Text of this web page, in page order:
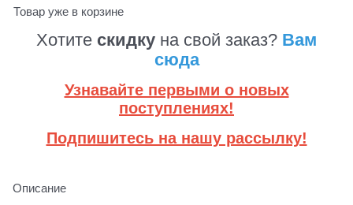
Товар уже в корзине
Хотите скидку на свой заказ? Вам
сюда
Узнавайте первыми о новых
поступлениях!
Подпишитесь на нашу рассылку!
Описание